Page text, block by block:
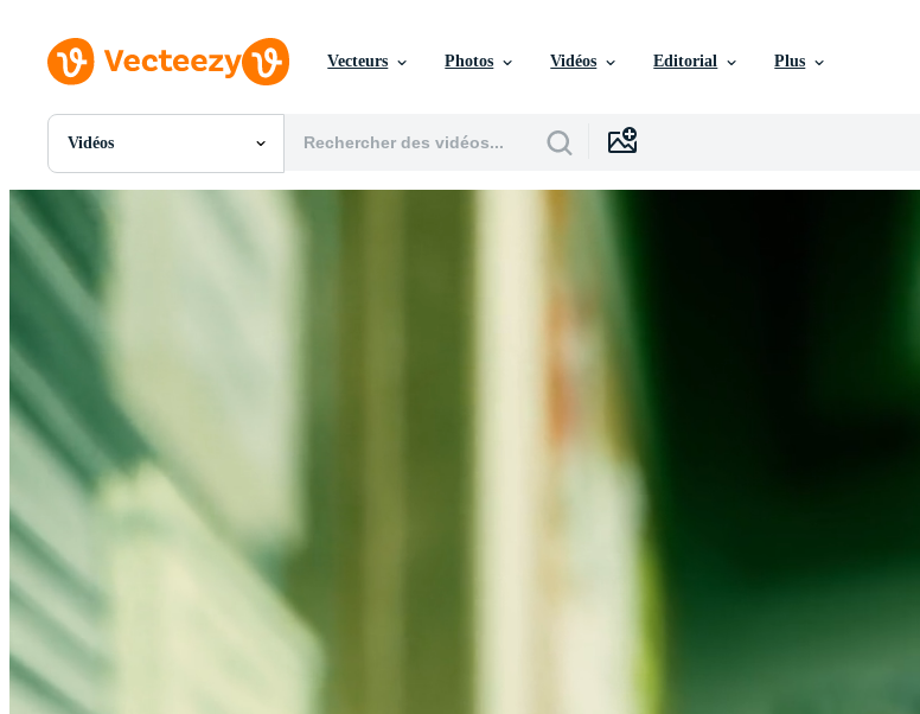
Vecteurs Photos Vidéos Editorial Plus
Vidéos
Toutes Images
Événements Éditoriaux